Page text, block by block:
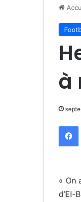
à
« On
d’El-